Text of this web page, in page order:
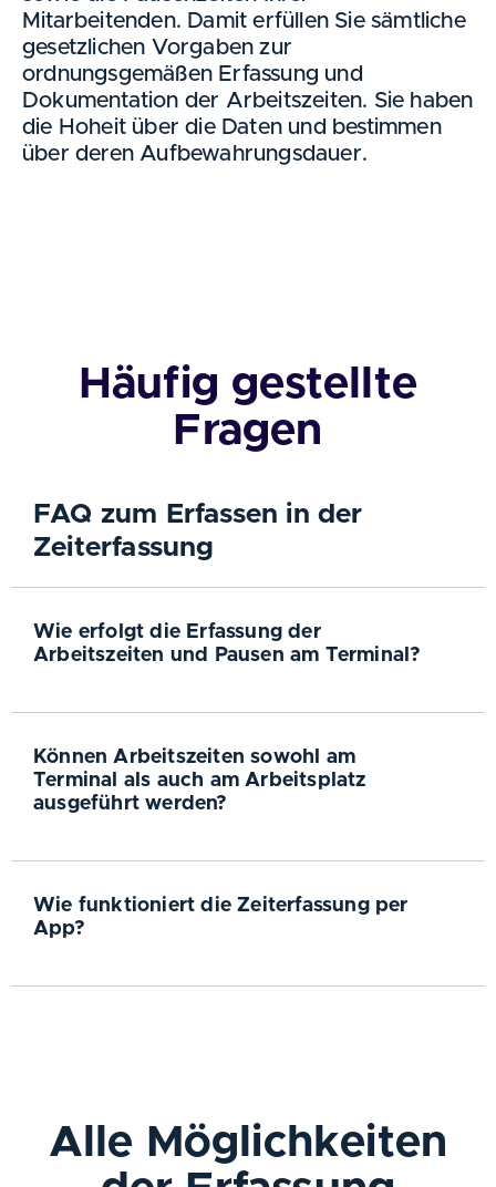
Mitarbeitenden. Damit erfüllen Sie sämtliche
gesetzlichen Vorgaben zur
ordnungsgemäßen Erfassung und
Dokumentation der Arbeitszeiten. Sie haben
die Hoheit über die Daten und bestimmen
über deren Aufbewahrungsdauer.
Häufig gestellte
Fragen
FAQ zum Erfassen in der
Zeiterfassung
Wie erfolgt die Erfassung der
Arbeitszeiten und Pausen am Terminal?
Können Arbeitszeiten sowohl am
Terminal als auch am Arbeitsplatz
ausgeführt werden?
Wie funktioniert die Zeiterfassung per
App?
Alle Möglichkeiten